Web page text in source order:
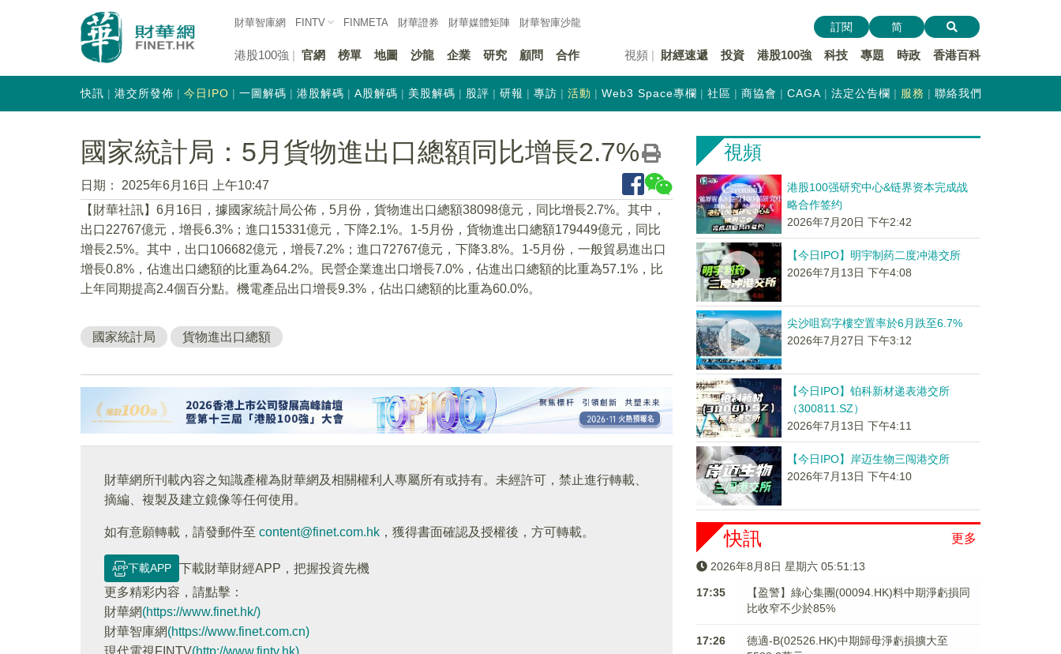
財華智庫網 FINTV FINMETA 財華證券 財華媒體矩陣 財華智庫沙龍
港股100強 官網 榜單 地圖 沙龍 企業 研究 顧問 合作 視頻 財經速遞 投資 港股100強 科技 專題 時政 香港百科
訂閱 简
快訊 港交所發佈 今日IPO 一圖解碼 港股解碼 A股解碼 美股解碼 股評 研報 專訪 活動 Web3 Space專欄 社區 商協會 CAGA 法定公告欄 服務 聯絡我們
國家統計局：5月貨物進出口總額同比增長2.7%
日期：
2025年6月16日 上午10:47
【財華社訊】6月16日，據國家統計局公佈，5月份，貨物進出口總額38098億元，同比增長2.7%。其中，
出口22767億元，增長6.3%；進口15331億元，下降2.1%。1-5月份，貨物進出口總額179449億元，同比
增長2.5%。其中，出口106682億元，增長7.2%；進口72767億元，下降3.8%。1-5月份，一般貿易進出口
增長0.8%，佔進出口總額的比重為64.2%。民營企業進出口增長7.0%，佔進出口總額的比重為57.1%，比
上年同期提高2.4個百分點。機電產品出口增長9.3%，佔出口總額的比重為60.0%。
國家統計局 貨物進出口總額
財華網所刊載內容之知識產權為財華網及相關權利人專屬所有或持有。未經許可，禁止進行轉載、
摘編、複製及建立鏡像等任何使用。
如有意願轉載，請發郵件至 content@finet.com.hk ，獲得書面確認及授權後，方可轉載。
下載APP
下載財華財經APP，把握投資先機
更多精彩内容，請點擊：
財華網(https://www.finet.hk/)
財華智庫網(https://www.finet.com.cn)
現代電視FINTV(http://www.fintv.hk)
視頻
港股100强研究中心&链界资本完成战
略合作签约
2026年7月20日 下午2:42
【今日IPO】明宇制药二度冲港交所
2026年7月13日 下午4:08
尖沙咀寫字樓空置率於6月跌至6.7%
2026年7月27日 下午3:12
【今日IPO】铂科新材递表港交所
（300811.SZ）
2026年7月13日 下午4:11
【今日IPO】岸迈生物三闯港交所
2026年7月13日 下午4:10
更多
快訊
2026年8月8日 星期六 05:51:14
17:35
【盈警】綠心集團(00094.HK)料中期淨虧損同
比收窄不少於85%
17:26
德適-B(02526.HK)中期歸母淨虧損擴大至